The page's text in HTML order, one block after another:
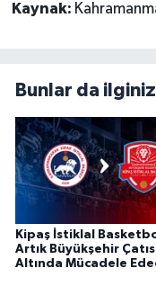
Kaynak:
Bunlar da
Kipaş İstiklal
Artık Büyükşehir
Altında Mücadele